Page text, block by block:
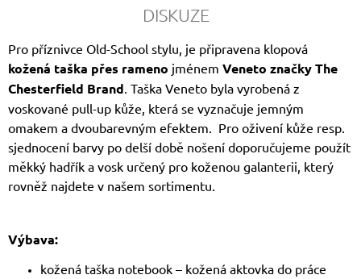
DISKUZE
Pro příznivce Old-School stylu, je připravena klopová
kožená taška přes rameno jménem Veneto značky The
Chesterfield Brand. Taška Veneto byla vyrobená z
voskované pull-up kůže, která se vyznačuje jemným
omakem a dvoubarevným efektem. Pro oživení kůže resp.
sjednocení barvy po delší době nošení doporučujeme použít
měkký hadřík a vosk určený pro koženou galanterii, který
rovněž najdete v našem sortimentu.
Výbava:
kožená taška notebook – kožená aktovka do práce